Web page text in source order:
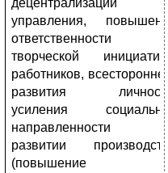
децентрализации
управления,
ответственности
творческой
работников,
развития
усиления
направленности
развитии
(повышение